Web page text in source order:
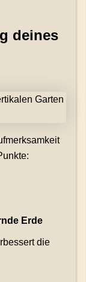
deines
Erde
die